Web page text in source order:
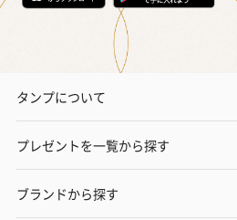
タンプについて
プレゼントを一覧から探す
ブランドから探す